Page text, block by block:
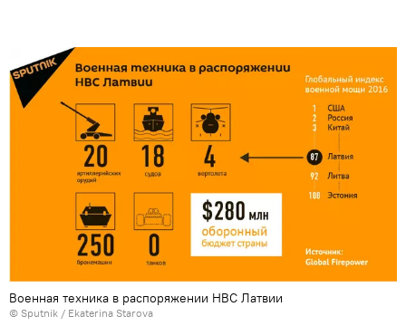
Военная техника в распоряжении НВС Латвии
© Sputnik / Ekaterina Starova